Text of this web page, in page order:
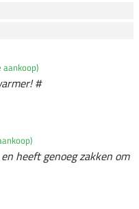
aankoop)
#
heeft genoeg zakken om